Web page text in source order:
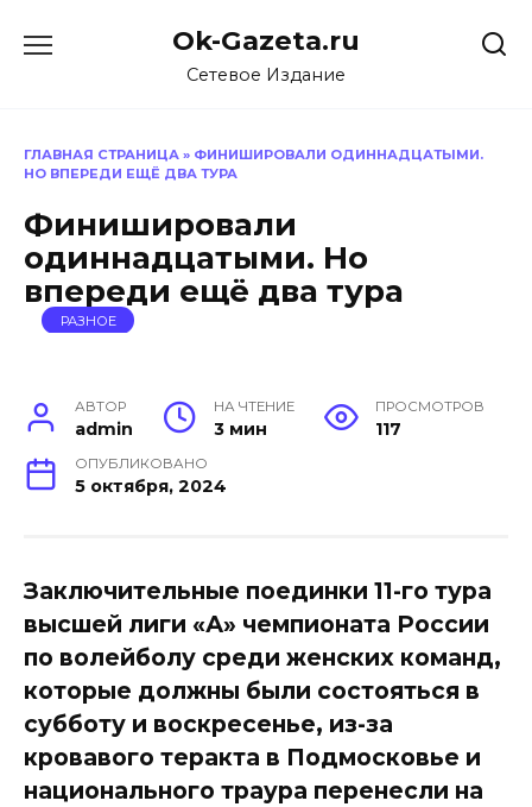
Ok-Gazeta.ru
Сетевое Издание
ГЛАВНАЯ СТРАНИЦА » ФИНИШИРОВАЛИ ОДИННАДЦАТЫМИ.
НО ВПЕРЕДИ ЕЩЁ ДВА ТУРА
Финишировали
одиннадцатыми. Но
впереди ещё два тура
РАЗНОЕ
АВТОР
admin
НА ЧТЕНИЕ
3 мин
ПРОСМОТРОВ
117
ОПУБЛИКОВАНО
5 октября, 2024
Заключительные поединки 11-го тура
высшей лиги «А» чемпионата России
по волейболу среди женских команд,
которые должны были состояться в
субботу и воскресенье, из-за
кровавого теракта в Подмосковье и
национального траура перенесли на